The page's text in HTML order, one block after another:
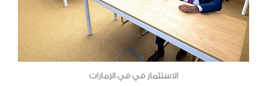
الاستثمار في في الإمارات